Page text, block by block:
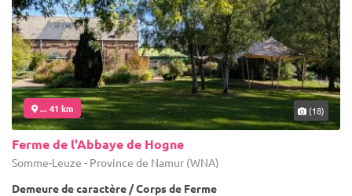
... 41 km (18)
Ferme de l'Abbaye de Hogne
Somme-Leuze - Province de Namur (WNA)
Demeure de caractère / Corps de Ferme